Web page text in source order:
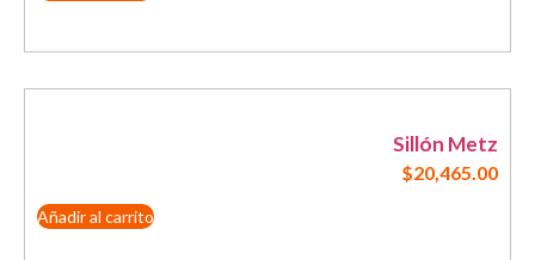
Sillón Metz
$20,465.00
Añadir al carrito